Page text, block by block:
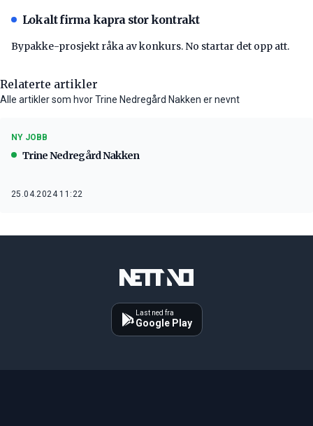
Lokalt firma kapra stor kontrakt
Bypakke-prosjekt råka av konkurs. No startar det opp att.
Relaterte artikler
Alle artikler som hvor Trine Nedregård Nakken er nevnt
NY JOBB
Trine Nedregård Nakken
25.04.2024 11:22
Last ned fra
Google Play